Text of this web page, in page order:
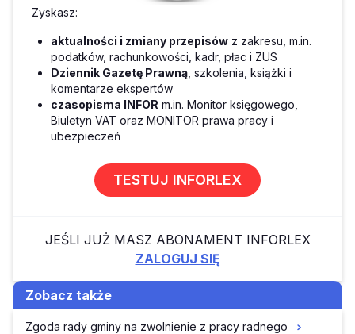
Zyskasz:
aktualności i zmiany przepisów z zakresu, m.in.
podatków, rachunkowości, kadr, płac i ZUS
Dziennik Gazetę Prawną , szkolenia, książki i
komentarze ekspertów
czasopisma INFOR m.in. Monitor księgowego,
Biuletyn VAT oraz MONITOR prawa pracy i
ubezpieczeń
TESTUJ INFORLEX
JEŚLI JUŻ MASZ ABONAMENT INFORLEX
ZALOGUJ SIĘ
Zobacz także
Zgoda rady gminy na zwolnienie z pracy radnego